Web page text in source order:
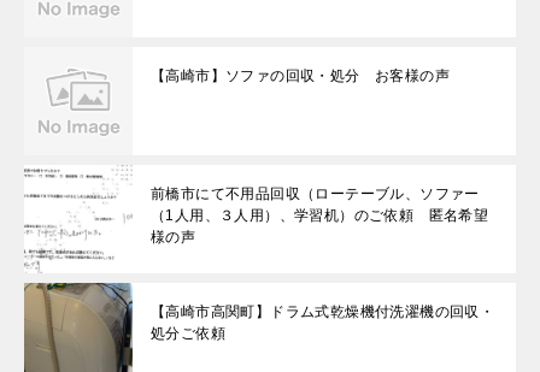
【高崎市】ソファの回収・処分 お客様の声
前橋市にて不用品回収（ローテーブル、ソファー
（1人用、３人用）、学習机）のご依頼 匿名希望
様の声
【高崎市高関町】ドラム式乾燥機付洗濯機の回収・
処分ご依頼